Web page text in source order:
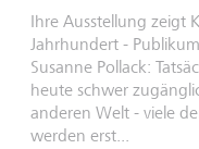
Ihre Ausstellung zeigt
Jahrhundert -
Susanne Pollack:
heute schwer
anderen Welt - viele
werden erst...